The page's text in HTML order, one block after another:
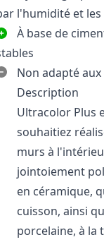
l'humidité et les
À base de
Non adapté aux
Description
Ultracolor Plus
souhaitiez
murs à
jointoiement
en céramique,
cuisson, ainsi
porcelaine, à la